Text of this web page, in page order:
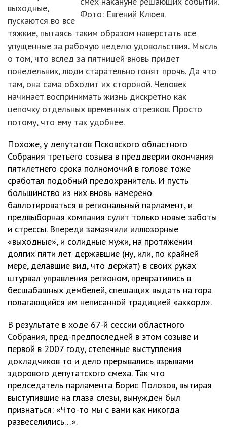
Фото: Евгений Клюев.
выходные,
пускаются во все
тяжкие, пытаясь таким образом наверстать все
упущенные за рабочую неделю удовольствия. Мысль
о том, что вслед за пятницей вновь придет
понедельник, люди старательно гонят прочь. Да что
там, она сама обходит их стороной. Человек
начинает воспринимать жизнь дискретно как
цепочку отдельных временных отрезков. Просто
потому, что ему так удобнее.
Похоже, у депутатов Псковского областного
Собрания третьего созыва в преддверии окончания
пятилетнего срока полномочий в голове тоже
сработал подобный предохранитель. И пусть
большинство из них вновь намерено
баллотироваться в региональный парламент, и
предвыборная компания сулит только новые заботы
и стрессы. Впереди замаячили иллюзорные
«выходные», и солидные мужи, на протяжении
долгих пяти лет державшие (ну, или, по крайней
мере, делавшие вид, что держат) в своих руках
штурвал управления регионом, превратились в
бесшабашных дембелей, спешащих выдать на гора
полагающийся им неписанной традицией «аккорд».
В результате в ходе 67-й сессии областного
Собрания, пред-предпоследней в этом созыве и
первой в 2007 году, степенные выступления
докладчиков то и дело прерывались взрывами
здорового депутатского смеха. Так что
председатель парламента Борис Полозов, вытирая
выступившие на глаза слезы, вынужден был
признаться: «Что-то мы с вами как никогда
развеселились…».